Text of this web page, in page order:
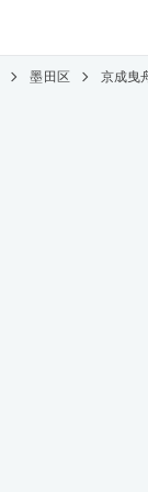
墨田区 京成曳